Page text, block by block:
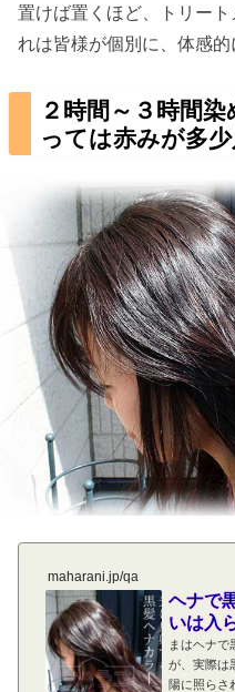
置けば置くほど、トリー
れは皆様が個別に、体感的
２時間～３時間
っては赤みが多
maharani.jp/qa
ヘナで
いは入
まはヘナで
が、実際は
陽に照らさ